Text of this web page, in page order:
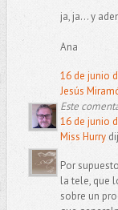
ja, ja... y
Ana
16 de junio
Jesús
Este
16 de junio
Miss Hurry
Por
la tele, que
sobre un